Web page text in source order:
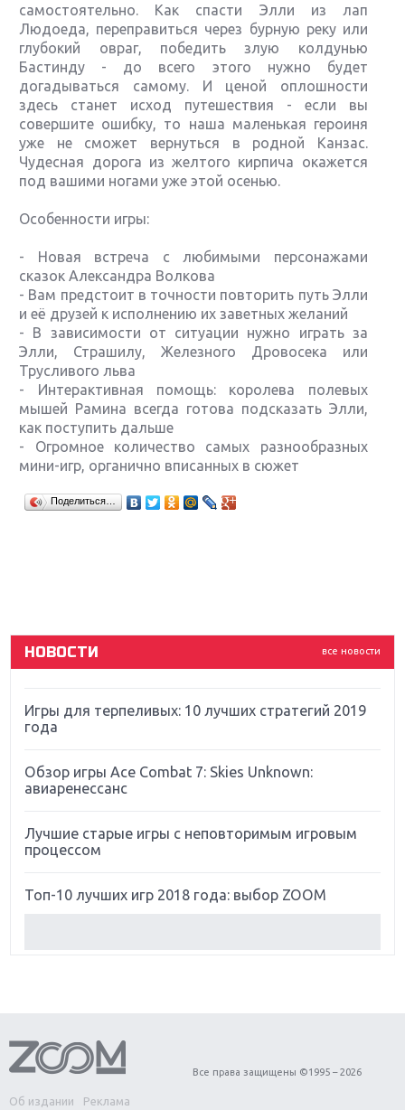
самостоятельно. Как спасти Элли из лап
Людоеда, переправиться через бурную реку или
глубокий овраг, победить злую колдунью
Бастинду - до всего этого нужно будет
догадываться самому. И ценой оплошности
здесь станет исход путешествия - если вы
совершите ошибку, то наша маленькая героиня
уже не сможет вернуться в родной Канзас.
Чудесная дорога из желтого кирпича окажется
под вашими ногами уже этой осенью.
Особенности игры:
- Новая встреча с любимыми персонажами
сказок Александра Волкова
- Вам предстоит в точности повторить путь Элли
и её друзей к исполнению их заветных желаний
- В зависимости от ситуации нужно играть за
Элли, Страшилу, Железного Дровосека или
Трусливого льва
- Интерактивная помощь: королева полевых
мышей Рамина всегда готова подсказать Элли,
как поступить дальше
- Огромное количество самых разнообразных
мини-игр, органично вписанных в сюжет
Поделиться…
все новости
НОВОСТИ
Крупнейшие релизы мая: Nintendo, Microsoft и
Sony
Far Cry 5: хвалить нельзя ругать
Игры для терпеливых: 10 лучших стратегий 2019
года
Обзор игры Ace Combat 7: Skies Unknown:
авиаренессанс
Лучшие старые игры с неповторимым игровым
процессом
Топ-10 лучших игр 2018 года: выбор ZOOM
Обзор игры Forza Horizon 4: вершина эволюции
Об издании
Реклама
Все права защищены ©1995 – 2026